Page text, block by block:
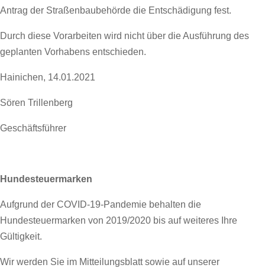
Antrag der Straßenbaubehörde die Entschädigung fest.
Durch diese Vorarbeiten wird nicht über die Ausführung des
geplanten Vorhabens entschieden.
Hainichen, 14.01.2021
Sören Trillenberg
Geschäftsführer
Hundesteuermarken
Aufgrund der COVID-19-Pandemie behalten die
Hundesteuermarken von 2019/2020 bis auf weiteres Ihre
Gültigkeit.
Wir werden Sie im Mitteilungsblatt sowie auf unserer